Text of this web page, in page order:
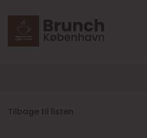
Tilbage til listen